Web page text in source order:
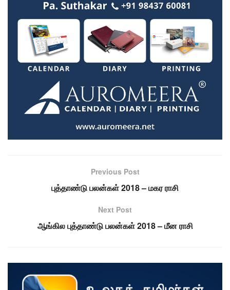
Previous Post
புத்தாண்டு பலன்கள் 2018 – மகர ராசி
Next Post
ஆங்கில புத்தாண்டு பலன்கள் 2018 – மீன ராசி